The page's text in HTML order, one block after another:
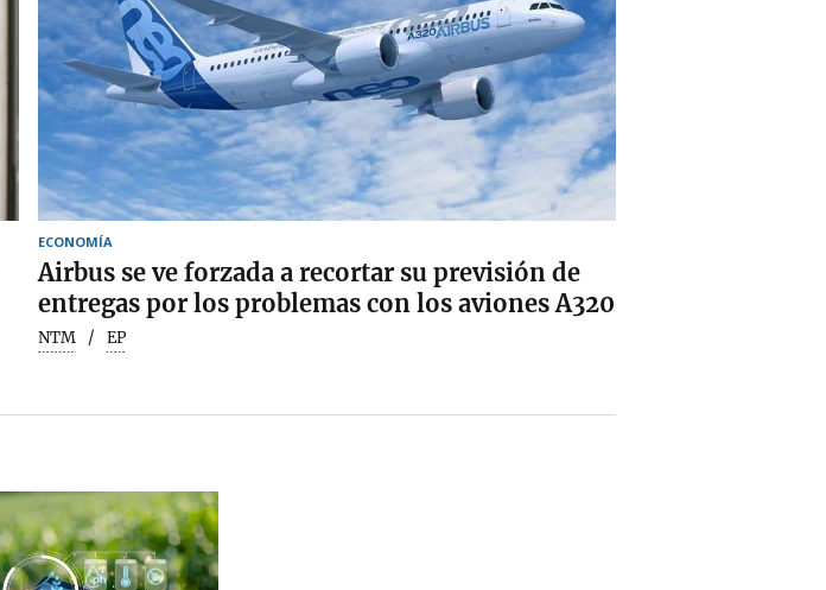
ECONOMÍA
Airbus se ve forzada a recortar su previsión de
entregas por los problemas con los aviones A320
NTM EP